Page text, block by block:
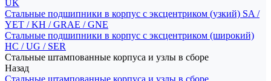
UK
Стальные подшипники в корпус с эксцентриком (узкий) SA /
YET / KH / GRAE / GNE
Стальные подшипники в корпус с эксцентриком (широкий)
HC / UG / SER
Стальные штампованные корпуса и узлы в сборе
Назад
Стальные штампованные корпуса и узлы в сборе